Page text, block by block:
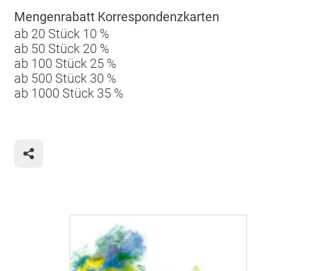
Mengenrabatt Korrespondenzkarten
ab 20 Stück 10 %
ab 50 Stück 20 %
ab 100 Stück 25 %
ab 500 Stück 30 %
ab 1000 Stück 35 %